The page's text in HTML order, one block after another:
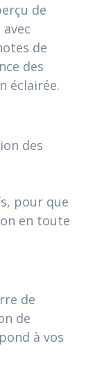
de
de
des
éclairée.
des
pour que
en toute
de
de
à vos